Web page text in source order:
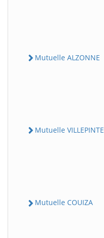
Mutuelle ALZONNE
Mutuelle VILLEPINTE
Mutuelle COUIZA